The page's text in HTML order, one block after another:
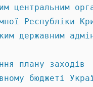
центральним
Республіки
державним
плану
бюджеті